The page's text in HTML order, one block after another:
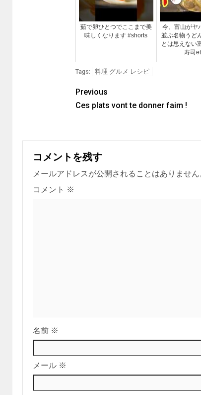
茹で卵ひとつでここまで美
味しくなります #shorts
今、富山がヤ
並ぶ名物うど
とは思えない
寿司
Tags: 料理 グルメ レシピ
Previous
Ces plats vont te donner faim !
コメントを残す
メールアドレスが公開されることはありません
コメント ※
名前 ※
メール ※